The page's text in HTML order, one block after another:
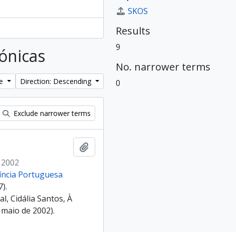
Direction: Descending
Exclude narrower terms
Portuguesa
Cidália Santos, À
de 2002).
SKOS
Results
9
No. narrower terms
0